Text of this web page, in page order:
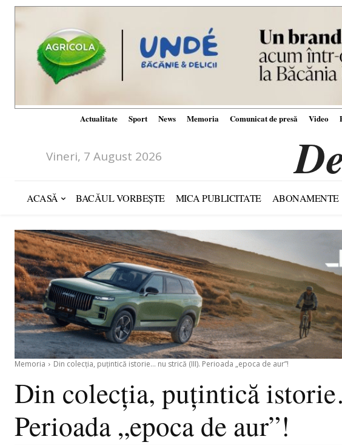
Actualitate Sport News Memoria Comunicat de presă Video
Vineri, 7 August 2026
ACASĂ BACĂUL VORBEȘTE MICA PUBLICITATE ABONAMENTE
Memoria Din colecția, puțintică istorie… nu strică (III). Perioada „epoca de aur”!
Din colecția, puțintică
Perioada „epoca de aur”!